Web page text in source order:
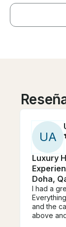
UA
Luxury
Doha,
I had a
and the
above